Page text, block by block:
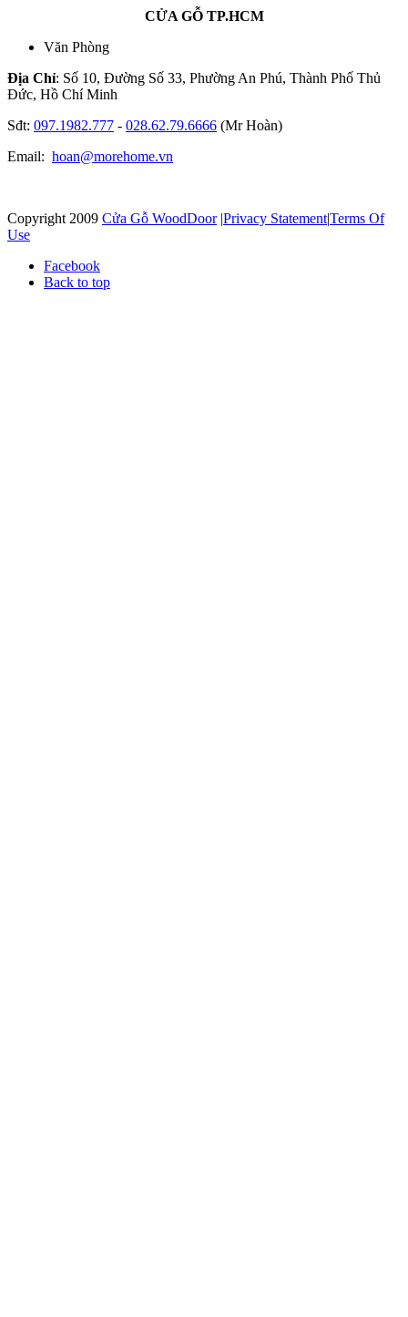
CỬA GỖ TP.HCM
Văn Phòng
Địa Chỉ: Số 10, Đường Số 33, Phường An Phú, Thành Phố Thủ
Đức, Hồ Chí Minh
Sđt: 097.1982.777 - 028.62.79.6666 (Mr Hoàn)
Email: hoan@morehome.vn
Copyright 2009 Cửa Gỗ WoodDoor |Privacy Statement|Terms Of
Use
Facebook
Back to top